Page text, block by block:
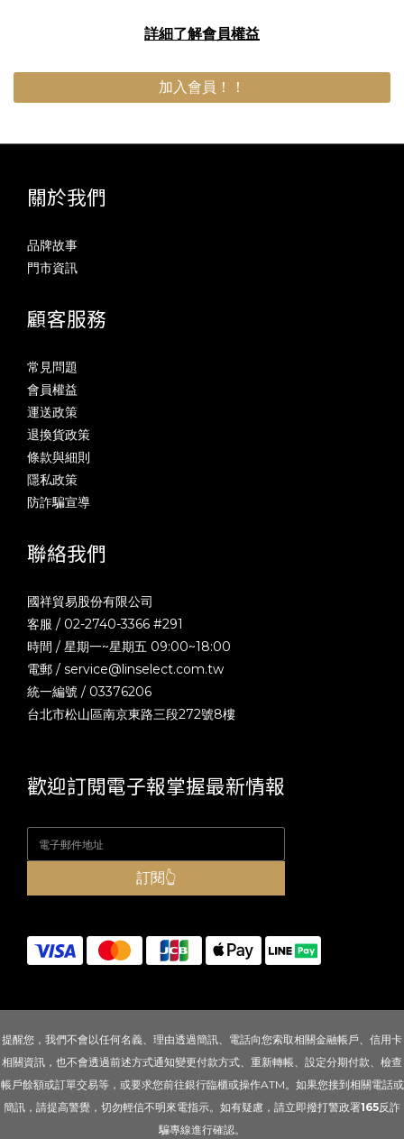
詳細了解會員權益
加入會員！！
關於我們
品牌故事
門市資訊
顧客服務
常見問題
會員權益
運送政策
退換貨政策
條款與細則
隱私政策
防詐騙宣導
聯絡我們
國祥貿易股份有限公司
客服 / 02-2740-3366 #291
時間 / 星期一~星期五 09:00~18:00
電郵 / service@linselect.com.tw
統一編號 / 03376206
台北市松山區南京東路三段272號8樓
歡迎訂閱電子報掌握最新情報
訂閱👆
提醒您，我們不會以任何名義、理由透過簡訊、電話向您索取相關金融帳戶、信用卡
相關資訊，也不會透過前述方式通知變更付款方式、重新轉帳、設定分期付款、檢查
帳戶餘額或訂單交易等，或要求您前往銀行臨櫃或操作ATM。如果您接到相關電話或
簡訊，請提高警覺，切勿輕信不明來電指示。如有疑慮，請立即撥打警政署165反詐
騙專線進行確認。